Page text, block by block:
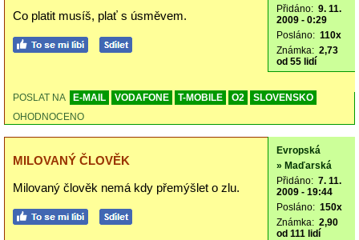
Co platit musíš, plať s úsměvem.
Přidáno: 9. 11.
2009 - 0:29
Posláno: 110x
Známka: 2,73
od 55 lidí
POSLAT NA E-MAIL VODAFONE T-MOBILE O2
SLOVENSKO
OHODNOCENO
MILOVANÝ ČLOVĚK
Milovaný člověk nemá kdy přemýšlet o zlu.
Evropská
» Maďarská
Přidáno: 7. 11.
2009 - 19:44
Posláno: 150x
Známka: 2,90
od 111 lidí